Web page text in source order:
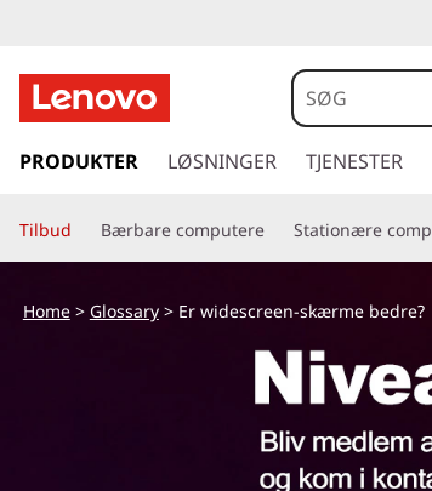
p
n
g
i
PRODUKTER LØSNINGER TJENESTER
Tilbud Bærbare computere Stationære
Home> Glossary> Er widescreen-skærme bedre?